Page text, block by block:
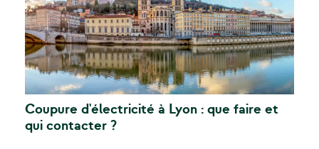
Coupure d'électricité à Lyon : que faire et
qui contacter ?